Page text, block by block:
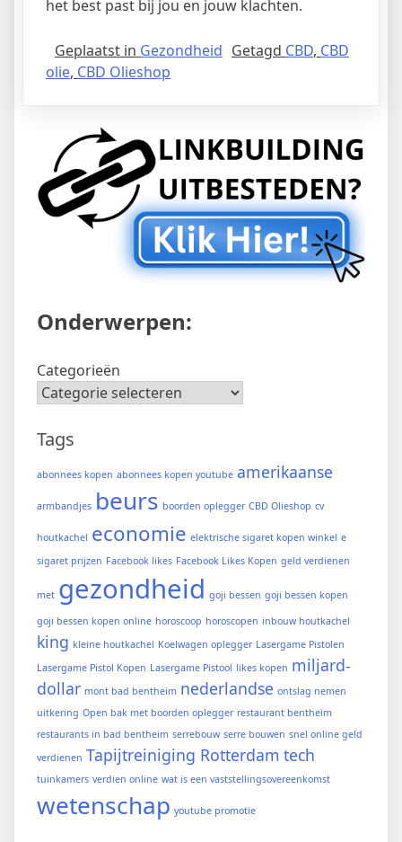
het best past bij jou en jouw klachten.
Geplaatst in Gezondheid Getagd CBD, CBD
olie, CBD Olieshop
Onderwerpen:
Categorieën
Tags
abonnees kopen abonnees kopen youtube amerikaanse
armbandjes beurs boorden oplegger CBD Olieshop cv
houtkachel economie elektrische sigaret kopen winkel e
sigaret prijzen Facebook likes Facebook Likes Kopen geld verdienen
met gezondheid goji bessen goji bessen kopen
goji bessen kopen online horoscoop horoscopen inbouw houtkachel
king kleine houtkachel Koelwagen oplegger Lasergame Pistolen
Lasergame Pistol Kopen Lasergame Pistool likes kopen miljard-
dollar mont bad bentheim nederlandse ontslag nemen
uitkering Open bak met boorden oplegger restaurant bentheim
restaurants in bad bentheim serrebouw serre bouwen snel online geld
verdienen Tapijtreiniging Rotterdam tech
tuinkamers verdien online wat is een vaststellingsovereenkomst
wetenschap youtube promotie